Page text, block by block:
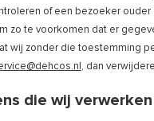
of een bezoeker ouder
zo te voorkomen dat er
wij zonder die toestemming
, dan
die wij